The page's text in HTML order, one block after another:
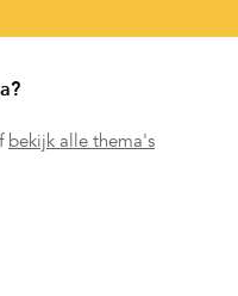
bekijk alle thema's